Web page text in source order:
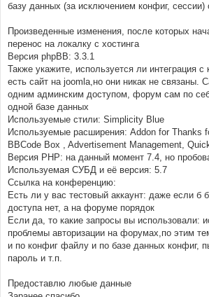
базу данных (за исключением конфиг, сессии)
Произведенные изменения, после которых
перенос на локалку с хостинга
Версия phpBB: 3.3.1
Также укажите, используется ли интеграция с
есть сайт на joomla,но они никак не связаны.
одним админским доступом, форум сам по
одной базе данных
Используемые стили: Simplicity Blue
Используемые расширения: Addon for Thanks
BBCode Box , Advertisement Management,
Версия PHP: на данный момент 7.4, но
Используемая СУБД и её версия: 5.7
Ссылка на конференцию:
Есть ли у вас тестовый аккаунт: даже если б
доступа нет, а на форуме порядок
Если да, то какие запросы вы использовали:
проблемы авторизации на форумах,по этим
и по конфиг файлу и по базе данных конфиг,
пароль и т.п.
Предоставлю любые данные